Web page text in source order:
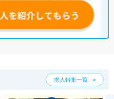
求人特集一覧